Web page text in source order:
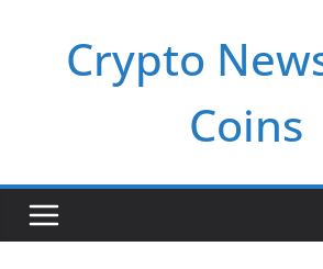
Crypto
Coins